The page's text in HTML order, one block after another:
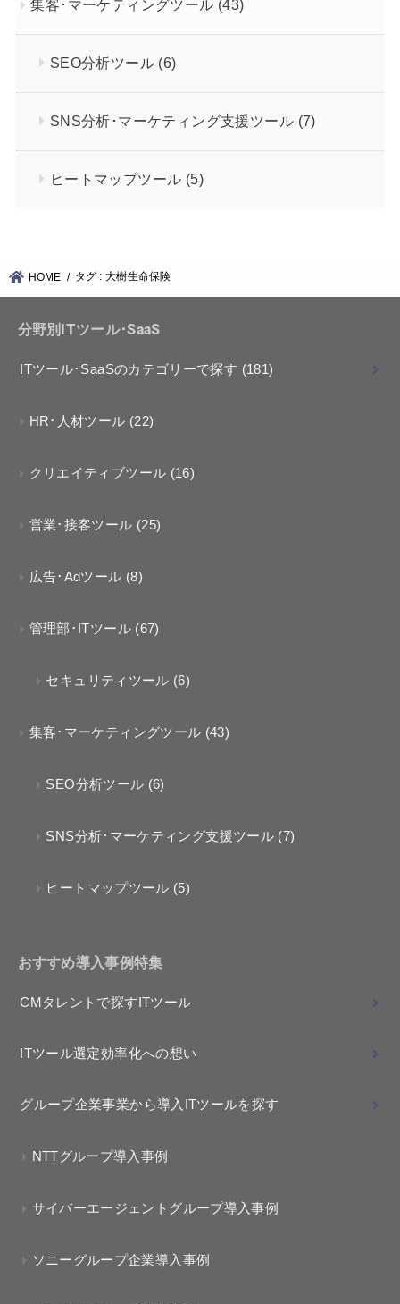
集客･マーケティングツール (43)
SEO分析ツール (6)
SNS分析･マーケティング支援ツール (7)
ヒートマップツール (5)
HOME タグ : 大樹生命保険
分野別ITツール･SaaS
ITツール･SaaSのカテゴリーで探す (181)
HR･人材ツール (22)
クリエイティブツール (16)
営業･接客ツール (25)
広告･Adツール (8)
管理部･ITツール (67)
セキュリティツール (6)
集客･マーケティングツール (43)
SEO分析ツール (6)
SNS分析･マーケティング支援ツール (7)
ヒートマップツール (5)
おすすめ導入事例特集
CMタレントで探すITツール
ITツール選定効率化への想い
グループ企業事業から導入ITツールを探す
NTTグループ導入事例
サイバーエージェントグループ導入事例
ソニーグループ企業導入事例